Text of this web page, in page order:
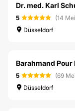
Dr. med. Karl
5 (14
Düsseldorf
Barahmand
5 (69
Düsseldorf